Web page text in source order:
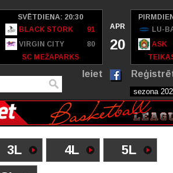
SVĒTDIENA: 20:30
BLACK STORK
91
VIRGIN CITY
80
SC MEŽAPARKS
APR
20
LU-
ASK
Ieiet
3L 4L
5L